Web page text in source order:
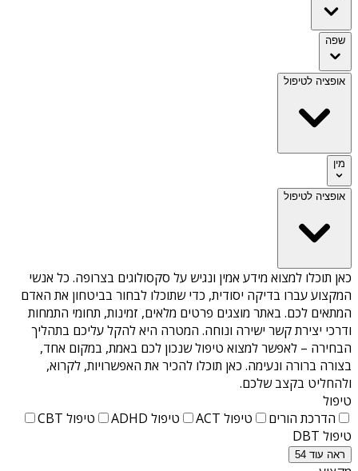
שפה
אופציה לטיפול
מין
אופציה לטיפול
כאן תוכלו למצוא מידע אמין ונגיש על סקסולוגים בצרופה. כל אנשי
המקצוע עברו בדיקה יסודית, כדי שתוכלו לבחור בביטחון את האדם
המתאים לכם. באתר מוצגים פרטים מלאים, זמינות, תחומי התמחות
ודרכי יצירת קשר ישירה ונוחה. המטרה היא להקל עליכם בתהליך
הבחירה – לאפשר למצוא טיפול שנכון לכם באמת, במקום אחד,
בצורה ברורה ונעימה. כאן תוכלו להכיר את האפשרויות, לקרוא,
ולהחליט בקצב שלכם.
טיפול
הדרכת הורים
טיפול ACT טיפול ADHD
טיפול CBT
טיפול DBT
ראה עוד 54